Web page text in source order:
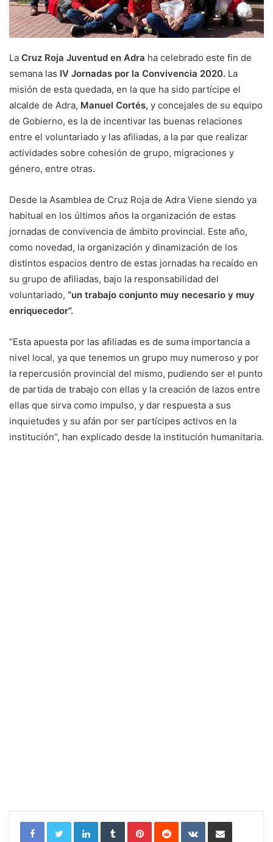
La Cruz Roja Juventud en Adra ha celebrado este fin de
semana las IV Jornadas por la Convivencia 2020. La
misión de esta quedada, en la que ha sido partícipe el
alcalde de Adra, Manuel Cortés, y concejales de su equipo
de Gobierno, es la de incentivar las buenas relaciones
entre el voluntariado y las afiliadas, a la par que realizar
actividades sobre cohesión de grupo, migraciones y
género, entre otras.
Desde la Asamblea de Cruz Roja de Adra Viene siendo ya
habitual en los últimos años la organización de estas
jornadas de convivencia de ámbito provincial. Este año,
como novedad, la organización y dinamización de los
distintos espacios dentro de estas jornadas ha recaído en
su grupo de afiliadas, bajo la responsabilidad del
voluntariado, “un trabajo conjunto muy necesario y muy
enriquecedor”.
“Esta apuesta por las afiliadas es de suma importancia a
nivel local, ya que tenemos un grupo muy numeroso y por
la repercusión provincial del mismo, pudiendo ser el punto
de partida de trabajo con ellas y la creación de lazos entre
ellas que sirva como impulso, y dar respuesta a sus
inquietudes y su afán por ser partícipes activos en la
institución”, han explicado desde la institución humanitaria.
LinkedInTumblrPinterestReddit VKontakteCompartir por correo